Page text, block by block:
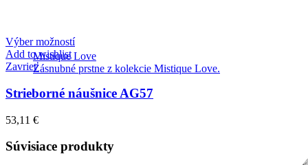
Mistique Love
Zásnubné prstne z kolekcie Mistique Love.
Výber možností
Add to wishlist
Zavrieť
Strieborné náušnice AG57
53,11 €
Súvisiace produkty